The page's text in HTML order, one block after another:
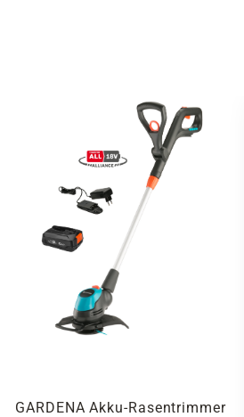
GARDENA Akku-Rasentrimmer